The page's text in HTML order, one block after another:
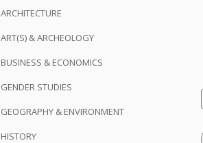
ARCHITECTURE
ART(S) & ARCHEOLOGY
BUSINESS & ECONOMICS
GENDER STUDIES
GEOGRAPHY & ENVIRONMENT
HISTORY